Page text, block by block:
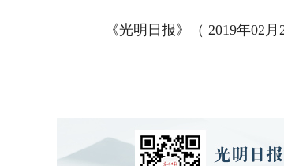
《光明日报》（ 2019年02月